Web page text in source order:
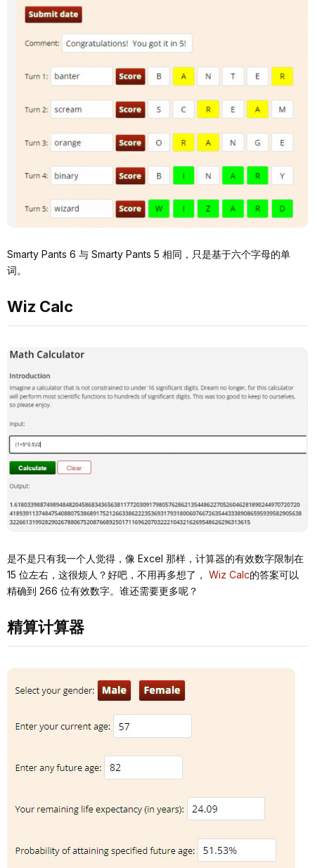
Smarty Pants 6 与 Smarty Pants 5 相同，只是基于六个字母的单
词。
Wiz Calc
是不是只有我一个人觉得，像 Excel 那样，计算器的有效数字限制在
15 位左右，这很烦人？好吧，不用再多想了， Wiz Calc的答案可以
精确到 266 位有效数字。谁还需要更多呢？
精算计算器